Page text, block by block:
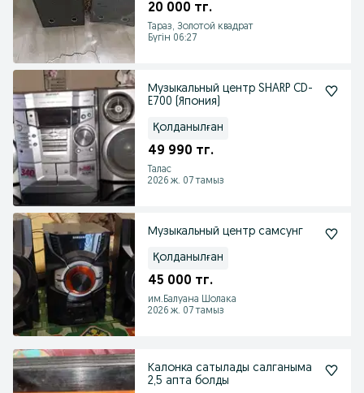
20 000 тг.
Тараз, Золотой квадрат
Бүгін 06:27
Музыкальный центр SHARP CD-
E700 (Япония)
Қолданылған
49 990 тг.
Талас
2026 ж. 07 тамыз
Музыкальный центр самсунг
Қолданылған
45 000 тг.
им.Балуана Шолака
2026 ж. 07 тамыз
Калонка сатылады салганыма
2,5 апта болды